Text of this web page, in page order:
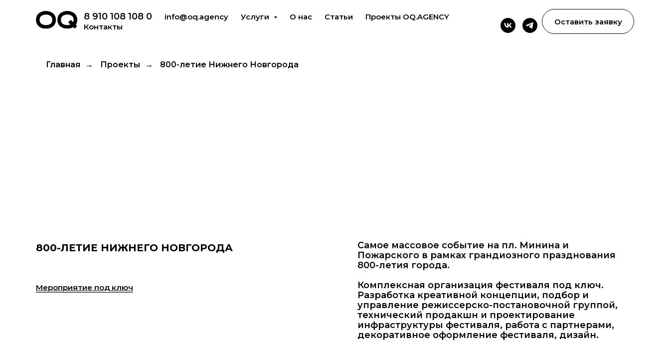
8 910 108 108 0 info@oq.agency Услуги О нас Статьи
Проекты OQ.AGENCY
Контакты
Оставить заявку
Главная → Проекты → 800-летие Нижнего Новгорода
Самое массовое событие на пл. Минина и
Пожарского в рамках грандиозного празднования
800-летия города.
Комплексная организация фестиваля под ключ.
Разработка креативной концепции, подбор и
управление режиссерско-постановочной группой,
технический продакшн и проектирование
инфраструктуры фестиваля, работа с партнерами,
декоративное оформление фестиваля, дизайн.
800-ЛЕТИЕ НИЖНЕГО НОВГОРОДА
Мероприятие под ключ